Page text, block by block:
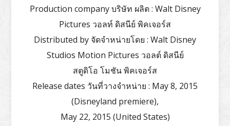
Production company บริษัท ผลิต : Walt Disney
Pictures วอลท์ ดิสนีย์ พิคเจอร์ส
Distributed by จัดจำหน่ายโดย : Walt Disney
Studios Motion Pictures วอลต์ ดิสนีย์
สตูดิโอ โมชัน พิคเจอร์ส
Release dates วันที่วางจำหน่าย : May 8, 2015
(Disneyland premiere),
May 22, 2015 (United States)